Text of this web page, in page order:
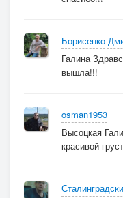
Борисенко
Галина
вышла!!!
osman1953
Высоцкая
красивой